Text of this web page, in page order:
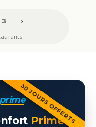
3 ›
30 JOURS OFFERTS
prime
Prime